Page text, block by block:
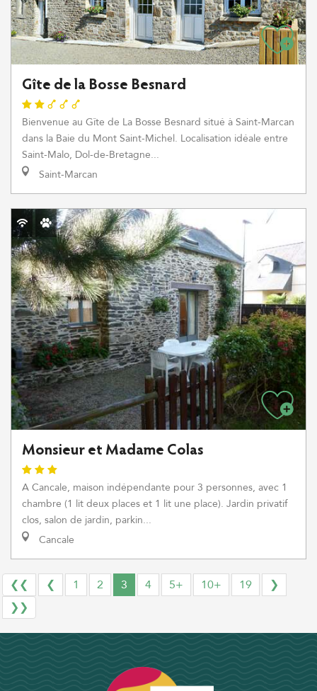
Gîte de la Bosse Besnard
Bienvenue au Gîte de La Bosse Besnard situé à Saint-Marcan
dans la Baie du Mont Saint-Michel. Localisation idéale entre
Saint-Malo, Dol-de-Bretagne...
Saint-Marcan
Monsieur et Madame Colas
A Cancale, maison indépendante pour 3 personnes, avec 1
chambre (1 lit deux places et 1 lit une place). Jardin privatif
clos, salon de jardin, parkin...
Cancale
❮❮ ❮ 1 2 3 4 5+ 10+ 19
❯
❯❯